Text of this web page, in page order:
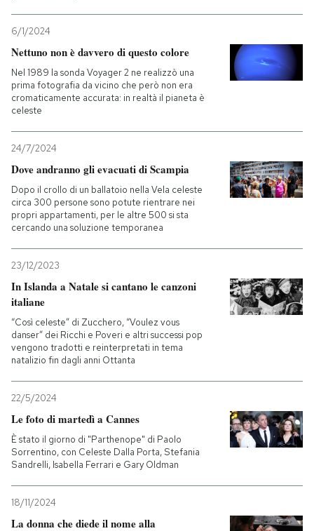
6/1/2024
Nettuno non è davvero di questo colore
Nel 1989 la sonda Voyager 2 ne realizzò una
prima fotografia da vicino che però non era
cromaticamente accurata: in realtà il pianeta è
celeste
24/7/2024
Dove andranno gli evacuati di Scampia
Dopo il crollo di un ballatoio nella Vela celeste
circa 300 persone sono potute rientrare nei
propri appartamenti, per le altre 500 si sta
cercando una soluzione temporanea
23/12/2023
In Islanda a Natale si cantano le canzoni
italiane
“Così celeste” di Zucchero, “Voulez vous
danser” dei Ricchi e Poveri e altri successi pop
vengono tradotti e reinterpretati in tema
natalizio fin dagli anni Ottanta
22/5/2024
Le foto di martedì a Cannes
È stato il giorno di "Parthenope" di Paolo
Sorrentino, con Celeste Dalla Porta, Stefania
Sandrelli, Isabella Ferrari e Gary Oldman
18/11/2024
La donna che diede il nome alla